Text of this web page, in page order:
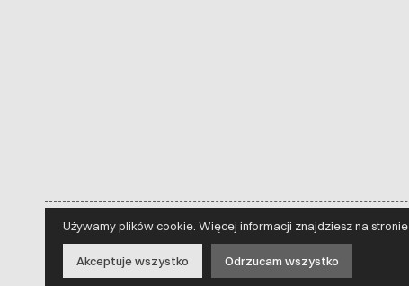
Używamy plików cookie. Więcej informacji znajdziesz na stronie
Akceptuje wszystko Odrzucam wszystko